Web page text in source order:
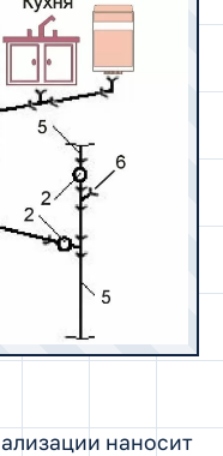
наносит